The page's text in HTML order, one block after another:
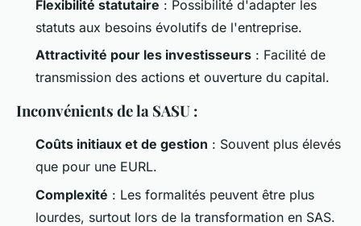
Flexibilité statutaire : Possibilité d'adapter les
statuts aux besoins évolutifs de l'entreprise.
Attractivité pour les investisseurs : Facilité de
transmission des actions et ouverture du capital.
Inconvénients de la SASU :
Coûts initiaux et de gestion : Souvent plus élevés
que pour une EURL.
Complexité : Les formalités peuvent être plus
lourdes, surtout lors de la transformation en SAS.